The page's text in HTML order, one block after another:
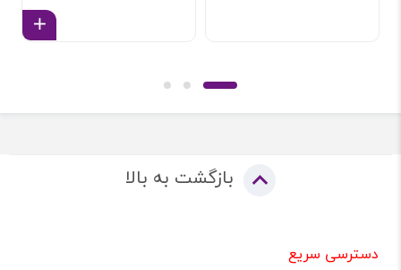
بازگشت به بالا
دسترسی سریع